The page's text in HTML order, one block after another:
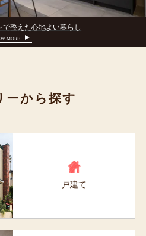
で整えた心地よい暮らし
MORE
ーから探す
戸建て